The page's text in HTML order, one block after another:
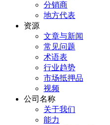
分销商
地方代表
资源
文章与新闻
常见问题
术语表
行业趋势
市场抵押品
视频
公司名称
关于我们
能力